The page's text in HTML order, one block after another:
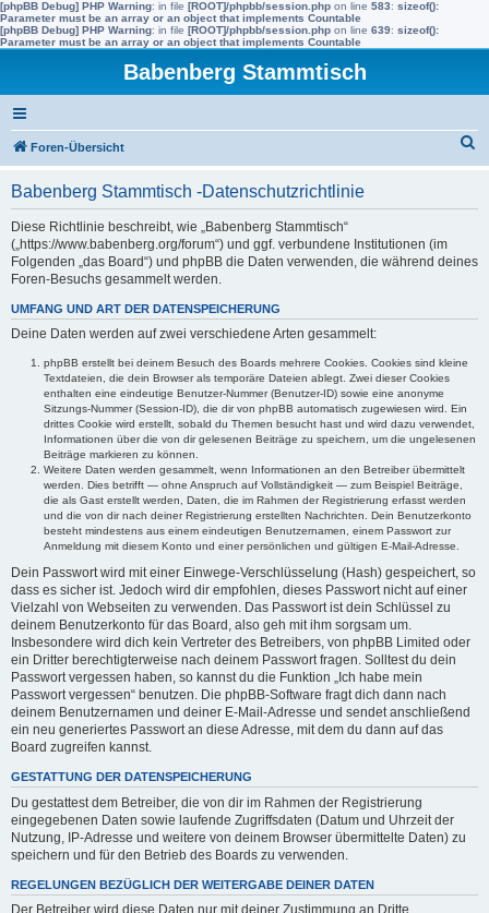
[phpBB Debug] PHP Warning: in file [ROOT]/phpbb/session.php on line 583: sizeof():
Parameter must be an array or an object that implements Countable
[phpBB Debug] PHP Warning: in file [ROOT]/phpbb/session.php on line 639: sizeof():
Parameter must be an array or an object that implements Countable
Babenberg Stammtisch
Foren-Übersicht
Babenberg Stammtisch -Datenschutzrichtlinie
Diese Richtlinie beschreibt, wie „Babenberg Stammtisch“
(„https://www.babenberg.org/forum“) und ggf. verbundene Institutionen (im
Folgenden „das Board“) und phpBB die Daten verwenden, die während deines
Foren-Besuchs gesammelt werden.
UMFANG UND ART DER DATENSPEICHERUNG
Deine Daten werden auf zwei verschiedene Arten gesammelt:
phpBB erstellt bei deinem Besuch des Boards mehrere Cookies. Cookies sind kleine
Textdateien, die dein Browser als temporäre Dateien ablegt. Zwei dieser Cookies
enthalten eine eindeutige Benutzer-Nummer (Benutzer-ID) sowie eine anonyme
Sitzungs-Nummer (Session-ID), die dir von phpBB automatisch zugewiesen wird. Ein
drittes Cookie wird erstellt, sobald du Themen besucht hast und wird dazu verwendet,
Informationen über die von dir gelesenen Beiträge zu speichern, um die ungelesenen
Beiträge markieren zu können.
Weitere Daten werden gesammelt, wenn Informationen an den Betreiber übermittelt
werden. Dies betrifft — ohne Anspruch auf Vollständigkeit — zum Beispiel Beiträge,
die als Gast erstellt werden, Daten, die im Rahmen der Registrierung erfasst werden
und die von dir nach deiner Registrierung erstellten Nachrichten. Dein Benutzerkonto
besteht mindestens aus einem eindeutigen Benutzernamen, einem Passwort zur
Anmeldung mit diesem Konto und einer persönlichen und gültigen E-Mail-Adresse.
Dein Passwort wird mit einer Einwege-Verschlüsselung (Hash) gespeichert, so
dass es sicher ist. Jedoch wird dir empfohlen, dieses Passwort nicht auf einer
Vielzahl von Webseiten zu verwenden. Das Passwort ist dein Schlüssel zu
deinem Benutzerkonto für das Board, also geh mit ihm sorgsam um.
Insbesondere wird dich kein Vertreter des Betreibers, von phpBB Limited oder
ein Dritter berechtigterweise nach deinem Passwort fragen. Solltest du dein
Passwort vergessen haben, so kannst du die Funktion „Ich habe mein
Passwort vergessen“ benutzen. Die phpBB-Software fragt dich dann nach
deinem Benutzernamen und deiner E-Mail-Adresse und sendet anschließend
ein neu generiertes Passwort an diese Adresse, mit dem du dann auf das
Board zugreifen kannst.
GESTATTUNG DER DATENSPEICHERUNG
Du gestattest dem Betreiber, die von dir im Rahmen der Registrierung
eingegebenen Daten sowie laufende Zugriffsdaten (Datum und Uhrzeit der
Nutzung, IP-Adresse und weitere von deinem Browser übermittelte Daten) zu
speichern und für den Betrieb des Boards zu verwenden.
REGELUNGEN BEZÜGLICH DER WEITERGABE DEINER DATEN
Der Betreiber wird diese Daten nur mit deiner Zustimmung an Dritte